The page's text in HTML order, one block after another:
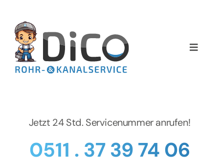
springen
Toggle
Home
Jetzt 24 Std. Servicenummer anrufen!
0511 . 37 39 74 06